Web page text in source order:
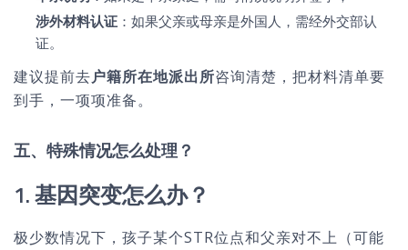
涉外材料认证 ：如果父亲或母亲是外国人，需经外交部认
证。
建议提前去户籍所在地派出所咨询清楚，把材料清单要
到手，一项项准备。
五、特殊情况怎么处理？
1. 基因突变怎么办？
极少数情况下，孩子某个STR位点和父亲对不上（可能